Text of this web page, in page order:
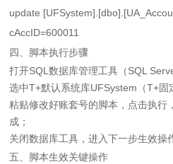
update
cAccID=600011
四、脚本执行步骤
打开SQL数据库管理工具（SQL
选中T+默认系统库UFSystem（T+固
粘贴修改好账套号的脚本，点击执行
成；
关闭数据库工具，进入下一步生效操
五、脚本生效关键操作